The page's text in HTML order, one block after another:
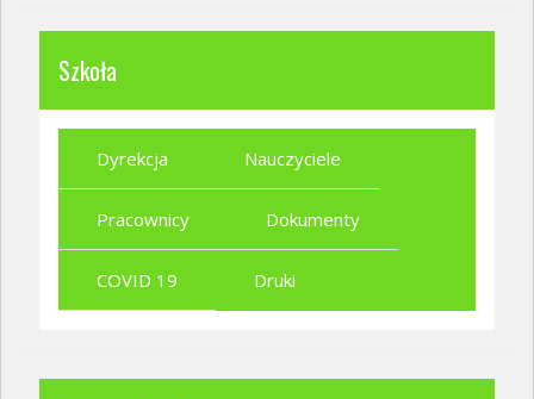
Szkoła
Dyrekcja Nauczyciele
Pracownicy Dokumenty
COVID 19 Druki